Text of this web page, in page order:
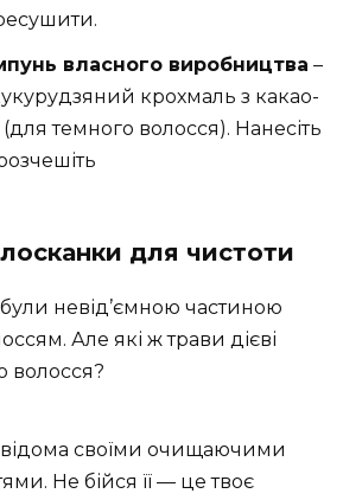
власного виробництва –
крохмаль з какао-
темного волосся). Нанесіть
для чистоти
невід’ємною частиною
Але які ж трави дієві
волосся?
відома своїми очищаючими
Не бійся її — це твоє